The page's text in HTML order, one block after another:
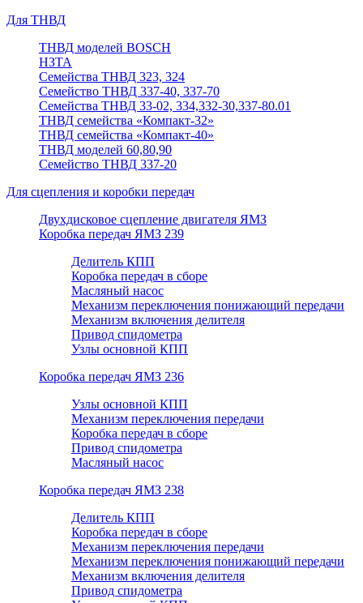
Для ТНВД
ТНВД моделей BOSCH
НЗТА
Семейства ТНВД 323, 324
Семейство ТНВД 337-40, 337-70
Семейства ТНВД 33-02, 334,332-30,337-80.01
ТНВД семейства «Компакт-32»
ТНВД семейства «Компакт-40»
ТНВД моделей 60,80,90
Семейство ТНВД 337-20
Для сцепления и коробки передач
Двухдисковое сцепление двигателя ЯМЗ
Коробка передач ЯМЗ 239
Делитель КПП
Коробка передач в сборе
Масляный насос
Механизм переключения понижающий передачи
Механизм включения делителя
Привод спидометра
Узлы основной КПП
Коробка передач ЯМЗ 236
Узлы основной КПП
Механизм переключения передачи
Коробка передач в сборе
Привод спидометра
Масляный насос
Коробка передач ЯМЗ 238
Делитель КПП
Коробка передач в сборе
Механизм переключения передачи
Механизм переключения понижающий передачи
Механизм включения делителя
Привод спидометра